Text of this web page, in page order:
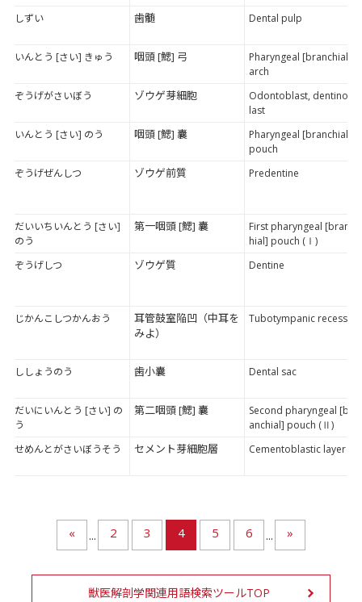
しずい 歯髄 Dental pulp
いんとう [さい] きゅう 咽頭 [鰓] 弓
Pharyngeal [branchial]
arch
ぞうげがさいぼう
ゾウゲ芽細胞
Odontoblast, dentinob
last
いんとう [さい] のう
咽頭 [鰓] 囊
Pharyngeal [branchial]
pouch
ぞうげぜんしつ
ゾウゲ前質 Predentine
だいいちいんとう [さい]
のう
第一咽頭 [鰓] 囊
First pharyngeal [branc
hial] pouch (Ⅰ)
ぞうげしつ
ゾウゲ質 Dentine
じかんこしつかんおう
耳管鼓室陥凹（中耳を
みよ）
Tubotympanic recess
ししょうのう 歯小囊 Dental sac
だいにいんとう [さい] の
う
第二咽頭 [鰓] 囊
Second pharyngeal [br
anchial] pouch (Ⅱ)
せめんとがさいぼうそう
セメント芽細胞層 Cementoblastic layer
« ... 2 3 4 5 6 ... »
獣医解剖学関連用語検索ツールTOP